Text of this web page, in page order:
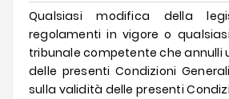
Qualsiasi modifica della
regolamenti in vigore o
tribunale competente che annulli
delle presenti Condizioni
sulla validità delle presenti